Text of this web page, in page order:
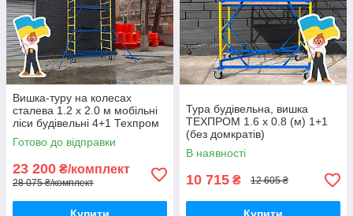
Вишка-туру на колесах
сталева 1.2 х 2.0 м мобільні
ліси будівельні 4+1 Техпром
Готово до відправки
23 200 ₴/комплект
28 075 ₴/комплект
Тура будівельна, вишка
ТЕХПРОМ 1.6 х 0.8 (м) 1+1
(без домкратів)
В наявності
10 715 ₴ 12 605 ₴